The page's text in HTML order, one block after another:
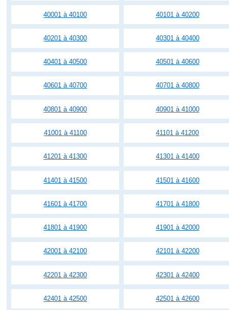
40001 à 40100 40101 à 40200
40201 à 40300 40301 à 40400
40401 à 40500 40501 à 40600
40601 à 40700 40701 à 40800
40801 à 40900 40901 à 41000
41001 à 41100 41101 à 41200
41201 à 41300 41301 à 41400
41401 à 41500 41501 à 41600
41601 à 41700 41701 à 41800
41801 à 41900 41901 à 42000
42001 à 42100 42101 à 42200
42201 à 42300 42301 à 42400
42401 à 42500 42501 à 42600